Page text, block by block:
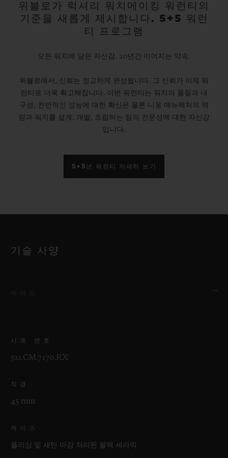
위블로가 럭셔리 워치메이킹 워런티의
기준을 새롭게 제시합니다. 5+5 워런
티 프로그램
모든 워치에 담은 자신감. 10년간 이어지는 약속.
위블로에서, 신뢰는 정교하게 완성됩니다. 그 신뢰가 이제 워
런티로 더욱 확고해집니다. 이번 워런티는 워치의 품질과 내
구성, 전반적인 성능에 대한 확신은 물론 니옹 매뉴팩처의 역
량과 워치를 설계, 개발, 조립하는 팀의 전문성에 대한 자신감
입니다.
5+5년 워런티 자세히 보기
기술 사양
시계 번호
511.CM.7170.RX
직경
45 mm
케이스
폴리싱 및 새틴 마감 처리된 블랙 세라믹